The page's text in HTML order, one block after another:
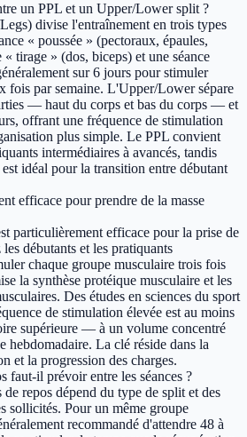
un PPL et un Upper/Lower split ?
divise l'entraînement en trois types
« poussée » (pectoraux, épaules,
« tirage » (dos, biceps) et une séance
sur 6 jours pour stimuler
fois par semaine. L'Upper/Lower sépare
— haut du corps et bas du corps — et
offrant une fréquence de stimulation
plus simple. Le PPL convient
intermédiaires à avancés, tandis
idéal pour la transition entre débutant
efficace pour prendre de la masse
particulièrement efficace pour la prise de
débutants et les pratiquants
chaque groupe musculaire trois fois
la synthèse protéique musculaire et les
Des études en sciences du sport
de stimulation élevée est au moins
supérieure — à un volume concentré
hebdomadaire. La clé réside dans la
et la progression des charges.
faut-il prévoir entre les séances ?
repos dépend du type de split et des
sollicités. Pour un même groupe
recommandé d'attendre 48 à